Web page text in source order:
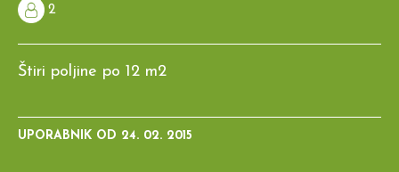
2
Štiri poljine po 12 m2
UPORABNIK OD 24. 02. 2015